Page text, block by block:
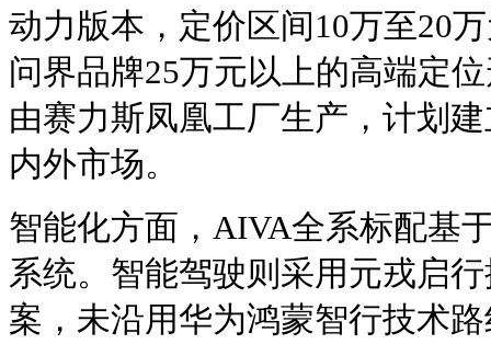
动力版本，定价区间10万至20
问界品牌25万元以上的高端定
由赛力斯凤凰工厂生产，计划
内外市场。
智能化方面，AIVA全系标配基
系统。智能驾驶则采用元戎启
案，未沿用华为鸿蒙智行技术